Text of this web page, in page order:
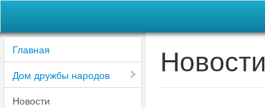
Главная
Дом дружбы народов
Новости
Новости